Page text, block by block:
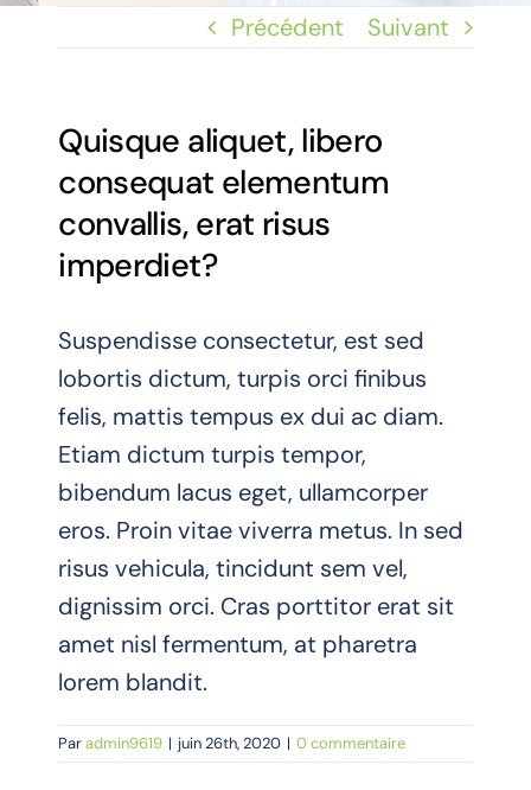
Précédent Suivant
Quisque aliquet, libero
consequat elementum
convallis, erat risus
imperdiet?
Suspendisse consectetur, est sed
lobortis dictum, turpis orci finibus
felis, mattis tempus ex dui ac diam.
Etiam dictum turpis tempor,
bibendum lacus eget, ullamcorper
eros. Proin vitae viverra metus. In sed
risus vehicula, tincidunt sem vel,
dignissim orci. Cras porttitor erat sit
amet nisl fermentum, at pharetra
lorem blandit.
Paradmin9619 | juin 26th, 2020 | 0 commentaire